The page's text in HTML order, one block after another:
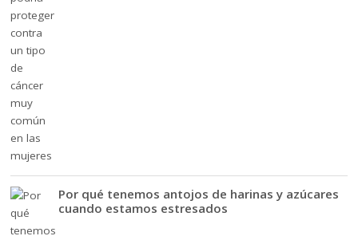
Por qué tenemos antojos de harinas y azúcares
cuando estamos estresados